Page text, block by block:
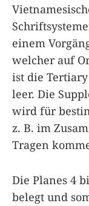
einem
welcher auf
ist die
leer. Die
wird für
z. B. im
Tragen
Die Planes 4
belegt und